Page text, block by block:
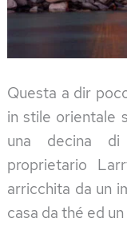
Questa a dir
in stile orientale
una decina
proprietario
arricchita da un
casa da thé ed